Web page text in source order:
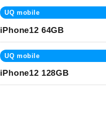
UQ mobile
iPhone12 64GB
UQ mobile
iPhone12 128GB